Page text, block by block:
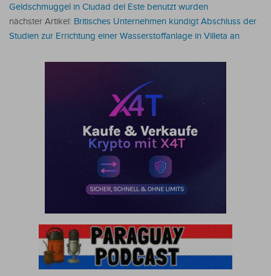
Geldschmuggel in Ciudad del Este benutzt wurden
nächster Artikel: Britisches Unternehmen kündigt Abschluss der
Studien zur Errichtung einer Wasserstoffanlage in Villeta an